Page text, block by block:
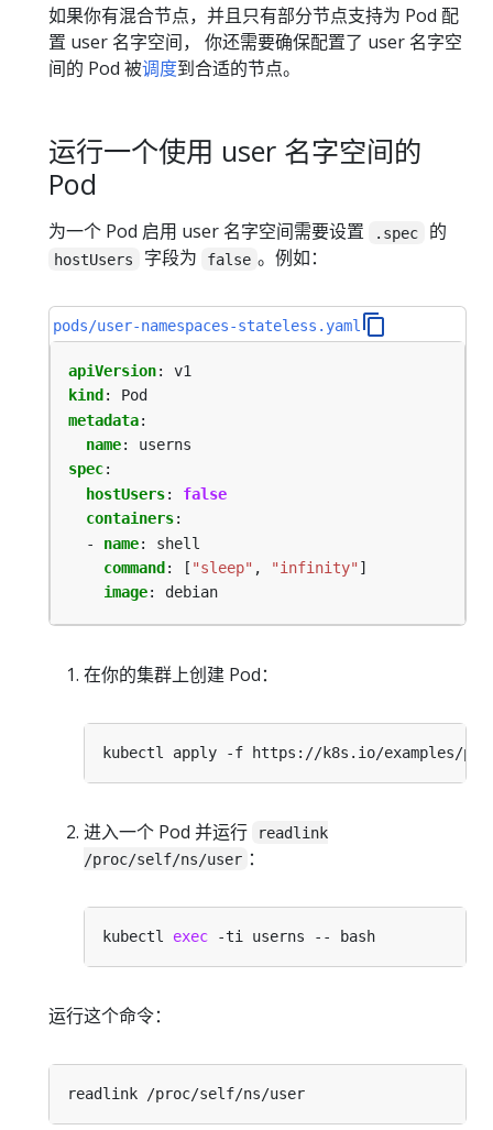
如果你有混合节点，并且只有部分节点支持为 Pod 配
置 user 名字空间， 你还需要确保配置了 user 名字空
间的 Pod 被调度到合适的节点。
运行一个使用 user 名字空间的
Pod
为一个 Pod 启用 user 名字空间需要设置 .spec 的
hostUsers 字段为 false 。例如：
pods/user-namespaces-stateless.yaml
apiVersion:
v1
kind :
Pod
metadata:
name:
userns
spec:
hostUsers:
false
containers:
- name:
shell
command : [ "sleep" , "infinity" ]
image: debian
在你的集群上创建 Pod：
进入一个 Pod 并运行
readlink
/proc/self/ns/user ：
kubectl exec
运行这个命令：